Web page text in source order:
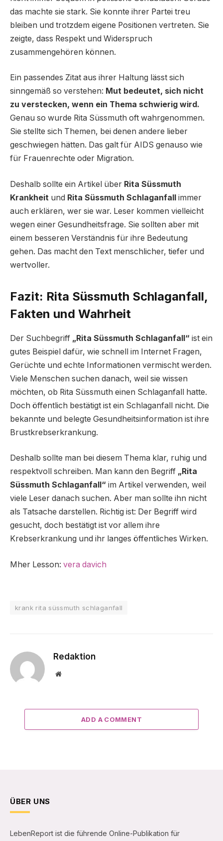
das machte sie stark. Sie konnte ihrer Partei treu
bleiben und trotzdem eigene Positionen vertreten. Sie
zeigte, dass Respekt und Widerspruch
zusammengehören können.
Ein passendes Zitat aus ihrer Haltung lässt sich
sinngemäß so verstehen: Mut bedeutet, sich nicht
zu verstecken, wenn ein Thema schwierig wird.
Genau so wurde Rita Süssmuth oft wahrgenommen.
Sie stellte sich Themen, bei denen andere lieber
geschwiegen hätten. Das galt für AIDS genauso wie
für Frauenrechte oder Migration.
Deshalb sollte ein Artikel über Rita Süssmuth
Krankheit und Rita Süssmuth Schlaganfall immer
auch erklären, wer sie war. Leser kommen vielleicht
wegen einer Gesundheitsfrage. Sie sollten aber mit
einem besseren Verständnis für ihre Bedeutung
gehen. Das macht den Text menschlicher, tiefer und
wertvoller.
Fazit: Rita Süssmuth Schlaganfall,
Fakten und Wahrheit
Der Suchbegriff „Rita Süssmuth Schlaganfall“ ist ein
gutes Beispiel dafür, wie schnell im Internet Fragen,
Gerüchte und echte Informationen vermischt werden.
Viele Menschen suchen danach, weil sie wissen
möchten, ob Rita Süssmuth einen Schlaganfall hatte.
Doch öffentlich bestätigt ist ein Schlaganfall nicht. Die
bekannte und belegte Gesundheitsinformation ist ihre
Brustkrebserkrankung.
Deshalb sollte man bei diesem Thema klar, ruhig und
respektvoll schreiben. Man kann den Begriff „Rita
Süssmuth Schlaganfall“ im Artikel verwenden, weil
viele Leser danach suchen. Aber man sollte ihn nicht
als Tatsache darstellen. Richtig ist: Der Begriff wird
gesucht, doch bestätigt ist vor allem ihre
Krebserkrankung und ihr langes öffentliches Wirken.
Mher Lesson: vera davich
krank rita süssmuth schlaganfall
Redaktion
Website
ADD A COMMENT
ÜBER UNS
LebenReport ist die führende Online-Publikation für